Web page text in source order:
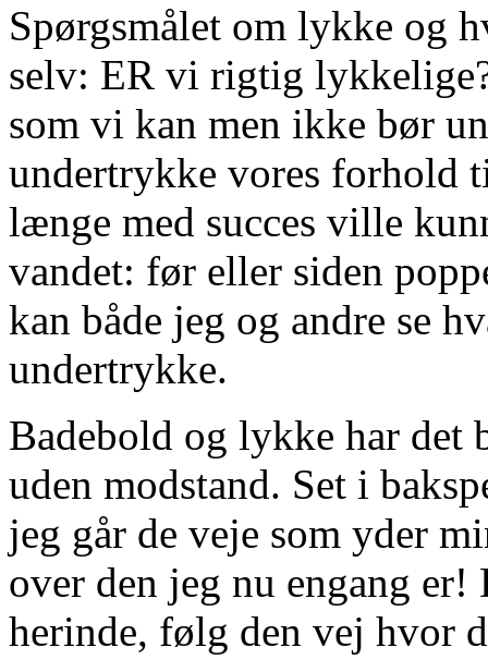
Spørgsmålet om lykke og
selv: ER vi rigtig
som vi kan men ikke bør
undertrykke vores
længe med succes ville
vandet: før eller siden
kan både jeg og andre se
undertrykke.
Badebold og lykke har det
uden modstand. Set i
jeg går de veje som yder
over den jeg nu engang
herinde, følg den vej hvor